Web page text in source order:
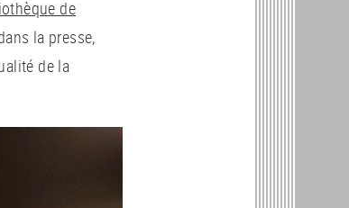
de
la presse,
de la